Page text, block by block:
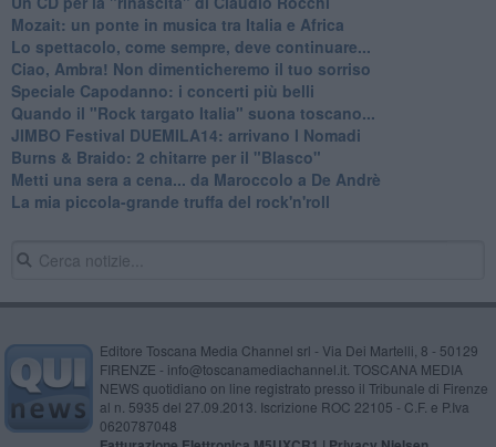
Mozait: un ponte in musica tra Italia e Africa
Lo spettacolo, come sempre, deve continuare...
Ciao, Ambra! Non dimenticheremo il tuo sorriso
Speciale Capodanno: i concerti più belli
Quando il "Rock targato Italia" suona toscano...
JIMBO Festival DUEMILA14: arrivano I Nomadi
Burns & Braido: 2 chitarre per il "Blasco"
Metti una sera a cena... da Maroccolo a De Andrè
La mia piccola-grande truffa del rock'n'roll
Editore Toscana Media Channel srl - Via Dei Martelli, 8 - 50129
FIRENZE - info@toscanamediachannel.it. TOSCANA MEDIA
NEWS quotidiano on line registrato presso il Tribunale di Firenze
al n. 5935 del 27.09.2013. Iscrizione ROC 22105 - C.F. e P.Iva
0620787048